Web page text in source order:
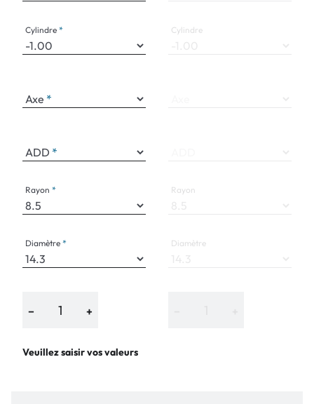
Cylindre
Axe
ADD
Rayon
Diamètre
− +
Veuillez saisir vos valeurs
Cylindre
Rayon
Diamètre